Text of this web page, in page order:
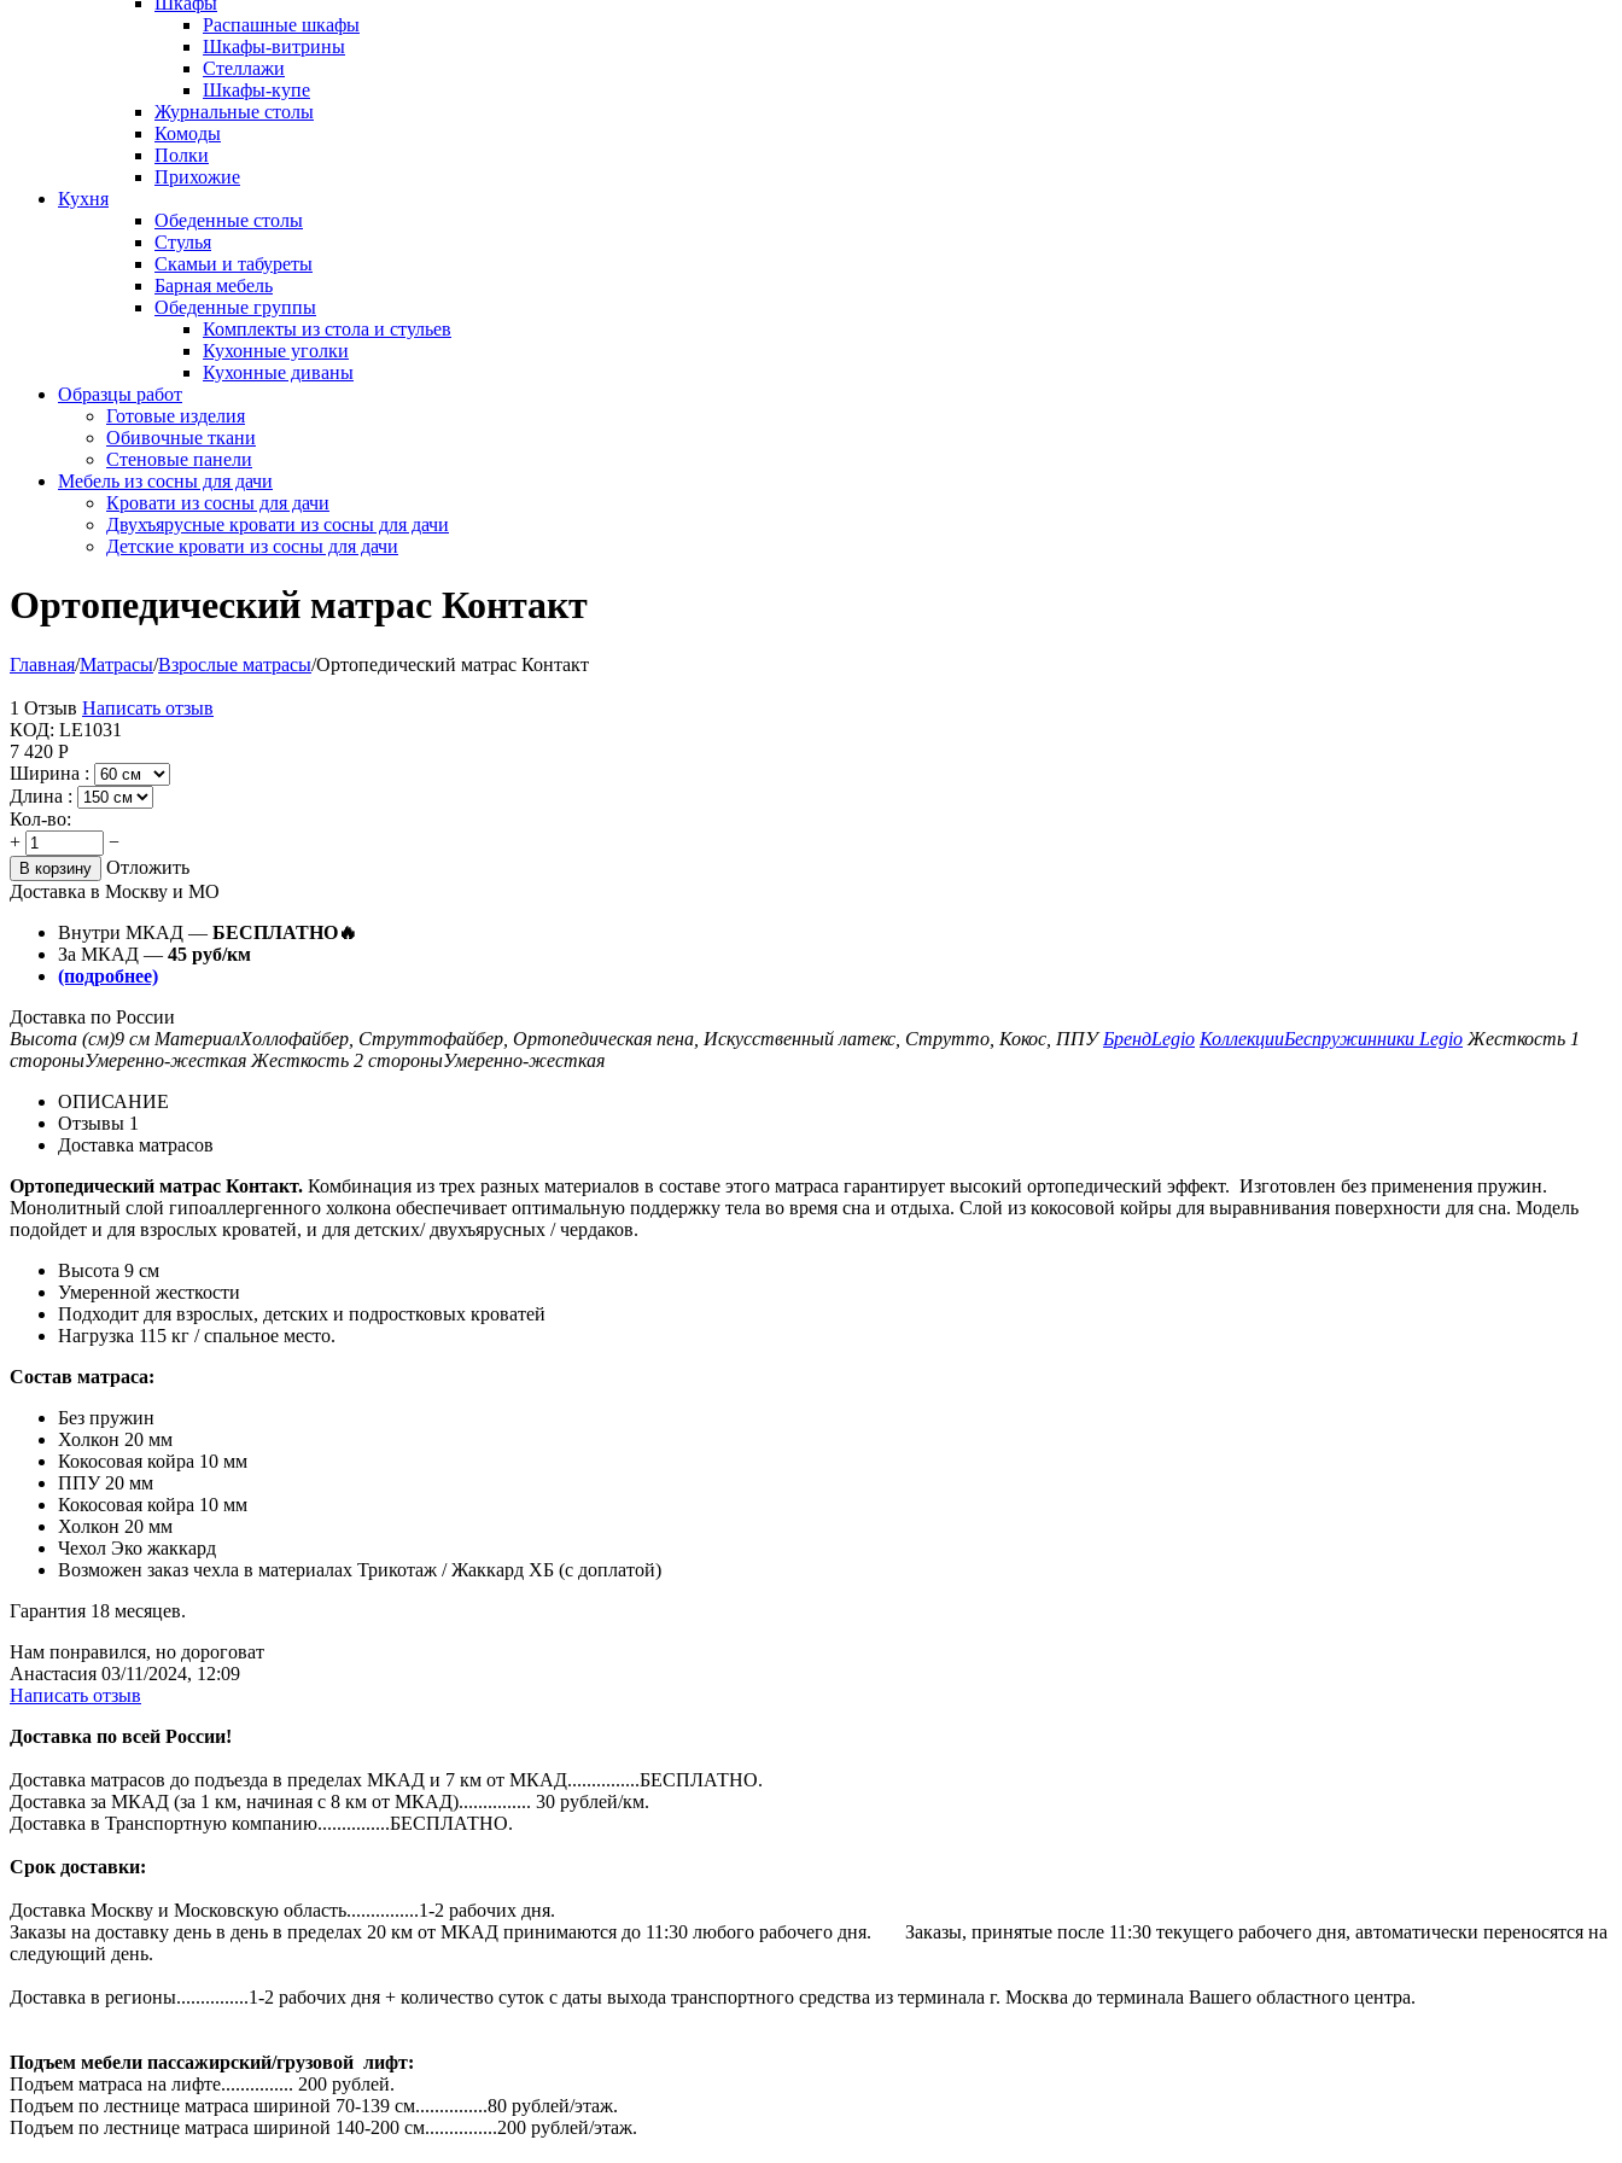
Распашные шкафы
Шкафы-витрины
Стеллажи
Шкафы-купе
Журнальные столы
Комоды
Полки
Прихожие
Кухня
Обеденные столы
Стулья
Скамьи и табуреты
Барная мебель
Обеденные группы
Комплекты из стола и стульев
Кухонные уголки
Кухонные диваны
Образцы работ
Готовые изделия
Обивочные ткани
Стеновые панели
Мебель из сосны для дачи
Кровати из сосны для дачи
Двухъярусные кровати из сосны для дачи
Детские кровати из сосны для дачи
Ортопедический матрас Контакт
Главная/Матрасы/Взрослые матрасы/Ортопедический матрас Контакт
1 Отзыв Написать отзыв
КОД: LE1031
7 420 Р
Ширина :
Длина :
Кол-во:
+
−
В корзину
Отложить
Доставка в Москву и МО
Внутри МКАД — БЕСПЛАТНО🔥
За МКАД — 45 руб/км
(подробнее)
Доставка по России
Высота (см)9 см МатериалХоллофайбер, Струттофайбер, Ортопедическая пена, Искусственный латекс, Струтто, Кокос, ППУ БрендLegio КоллекцииБеспружинники Legio Жесткость 1
стороныУмеренно-жесткая Жесткость 2 стороныУмеренно-жесткая
ОПИСАНИЕ
Отзывы 1
Доставка матрасов
Ортопедический матрас Контакт. Комбинация из трех разных материалов в составе этого матраса гарантирует высокий ортопедический эффект. Изготовлен без применения пружин.
Монолитный слой гипоаллергенного холкона обеспечивает оптимальную поддержку тела во время сна и отдыха. Слой из кокосовой койры для выравнивания поверхности для сна. Модель
подойдет и для взрослых кроватей, и для детских/ двухъярусных / чердаков.
Высота 9 см
Умеренной жесткости
Подходит для взрослых, детских и подростковых кроватей
Нагрузка 115 кг / спальное место.
Состав матраса:
Без пружин
Холкон 20 мм
Кокосовая койра 10 мм
ППУ 20 мм
Кокосовая койра 10 мм
Холкон 20 мм
Чехол Эко жаккард
Возможен заказ чехла в материалах Трикотаж / Жаккард ХБ (с доплатой)
Гарантия 18 месяцев.
Нам понравился, но дороговат
Анастасия 03/11/2024, 12:09
Написать отзыв
Доставка по всей России!
Доставка матрасов до подъезда в пределах МКАД и 7 км от МКАД...............БЕСПЛАТНО.
Доставка за МКАД (за 1 км, начиная с 8 км от МКАД)............... 30 рублей/км.
Доставка в Транспортную компанию...............БЕСПЛАТНО.
Срок доставки:
Доставка Москву и Московскую область...............1-2 рабочих дня.
Заказы на доставку день в день в пределах 20 км от МКАД принимаются до 11:30 любого рабочего дня. Заказы, принятые после 11:30 текущего рабочего дня, автоматически переносятся на
следующий день.
Доставка в регионы...............1-2 рабочих дня + количество суток с даты выхода транспортного средства из терминала г. Москва до терминала Вашего областного центра.
Подъем мебели пассажирский/грузовой лифт:
Подъем матраса на лифте............... 200 рублей.
Подъем по лестнице матраса шириной 70-139 см...............80 рублей/этаж.
Подъем по лестнице матраса шириной 140-200 см...............200 рублей/этаж.